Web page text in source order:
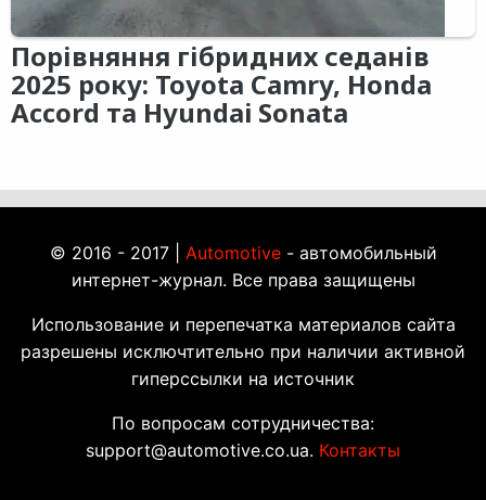
Порівняння гібридних седанів
2025 року: Toyota Camry, Honda
Accord та Hyundai Sonata
© 2016 - 2017 | Automotive- автомобильный
интернет-журнал. Все права защищены
Использование и перепечатка материалов сайта
разрешены исключтительно при наличии активной
гиперссылки на источник
По вопросам сотрудничества:
support@automotive.co.ua. Контакты